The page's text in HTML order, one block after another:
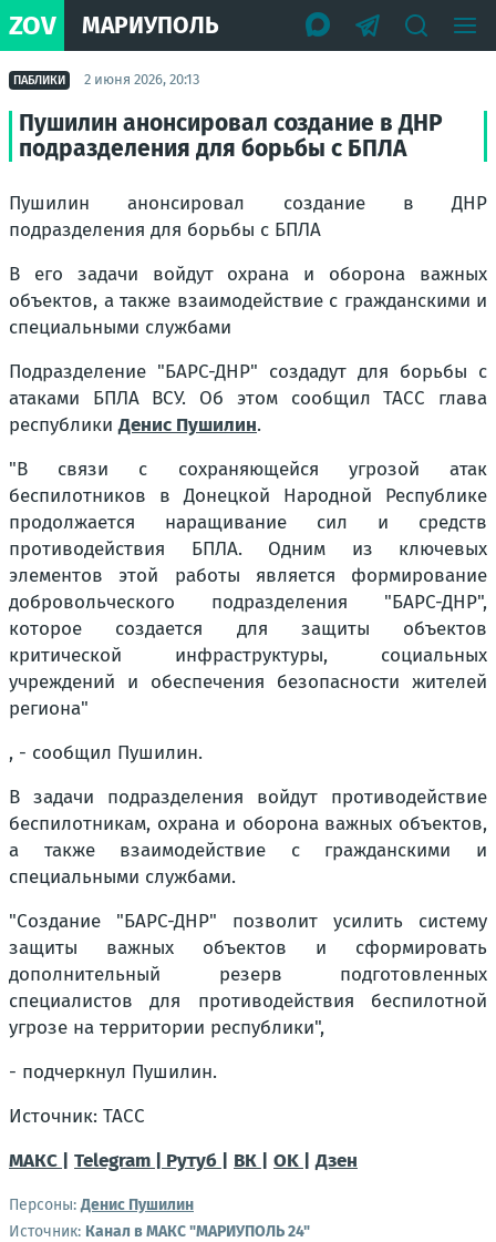
ZOV МАРИУПОЛЬ
ПАБЛИКИ 2 июня 2026, 20:13
Пушилин анонсировал создание в ДНР
подразделения для борьбы с БПЛА
Пушилин анонсировал создание в ДНР
подразделения для борьбы с БПЛА
В его задачи войдут охрана и оборона важных
объектов, а также взаимодействие с гражданскими и
специальными службами
Подразделение "БАРС-ДНР" создадут для борьбы с
атаками БПЛА ВСУ. Об этом сообщил ТАСС глава
республикиДенис Пушилин.
"В связи с сохраняющейся угрозой атак
беспилотников в Донецкой Народной Республике
продолжается наращивание сил и средств
противодействия БПЛА. Одним из ключевых
элементов этой работы является формирование
добровольческого подразделения "БАРС-ДНР",
которое создается для защиты объектов
критической инфраструктуры, социальных
учреждений и обеспечения безопасности жителей
региона"
, - сообщил Пушилин.
В задачи подразделения войдут противодействие
беспилотникам, охрана и оборона важных объектов,
а также взаимодействие с гражданскими и
специальными службами.
"Создание "БАРС-ДНР" позволит усилить систему
защиты важных объектов и сформировать
дополнительный резерв подготовленных
специалистов для противодействия беспилотной
угрозе на территории республики",
- подчеркнул Пушилин.
Источник: ТАСС
МАКС |
Telegram | Рутуб | ВК | OK | Дзен
Персоны: Денис Пушилин
Источник: Канал в МАКС "МАРИУПОЛЬ 24"